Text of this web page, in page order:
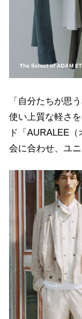
「自分たちが思
使い上質な軽さ
ド「AURALEE
会に合わせ、ユ